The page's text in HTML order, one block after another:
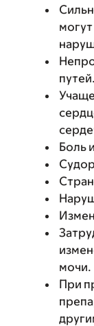
путей.
Боль
мочи.
При